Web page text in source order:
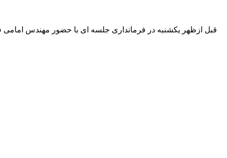
قبل ازظهر یکشنبه در فرمانداری جلسه ای با حضور مهندس امامی